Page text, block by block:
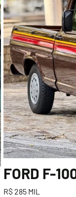
FORD F-
R$ 285 MIL